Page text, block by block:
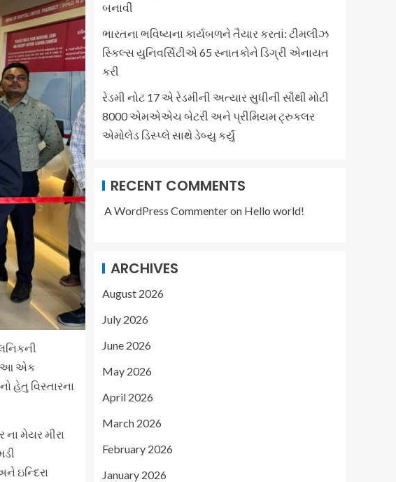
આ એક
હેતુ વિસ્તારના
મેયર મીરા
ઇન્દિરા
બનાવી
ભારતના ભવિષ્યના કાર્યબળને તૈયાર કરતાં: ટીમલીઝ
સ્કિલ્સ યુનિવર્સિટીએ 65 સ્નાતકોને ડિગ્રી એનાયત
કરી
રેડમી નોટ 17 એ રેડમીની અત્યાર સુધીની સૌથી મોટી
8000 એમએએચ બેટરી અને પ્રીમિયમ ટ્રુકલર
એમોલેડ ડિસ્પ્લે સાથે ડેબ્યુ કર્યું
RECENT COMMENTS
A WordPress Commenteron Hello world!
ARCHIVES
August 2026
July 2026
June 2026
May 2026
April 2026
March 2026
February 2026
January 2026